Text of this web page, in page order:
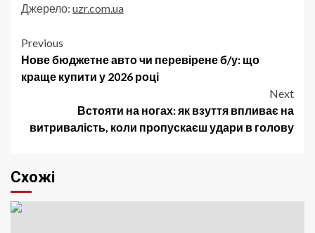
Джерело: uzr.com.ua
Post
navigation
Previous
Нове бюджетне авто чи перевірене б/у: що
краще купити у 2026 році
Next
Встояти на ногах: як взуття впливає на
витривалість, коли пропускаєш удари в голову
Схожі